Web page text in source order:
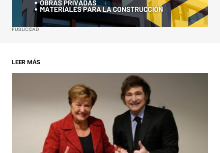
Your E-mail*
ENVIAR COMENTARIO
PUBLICIDAD
LEER MÁS